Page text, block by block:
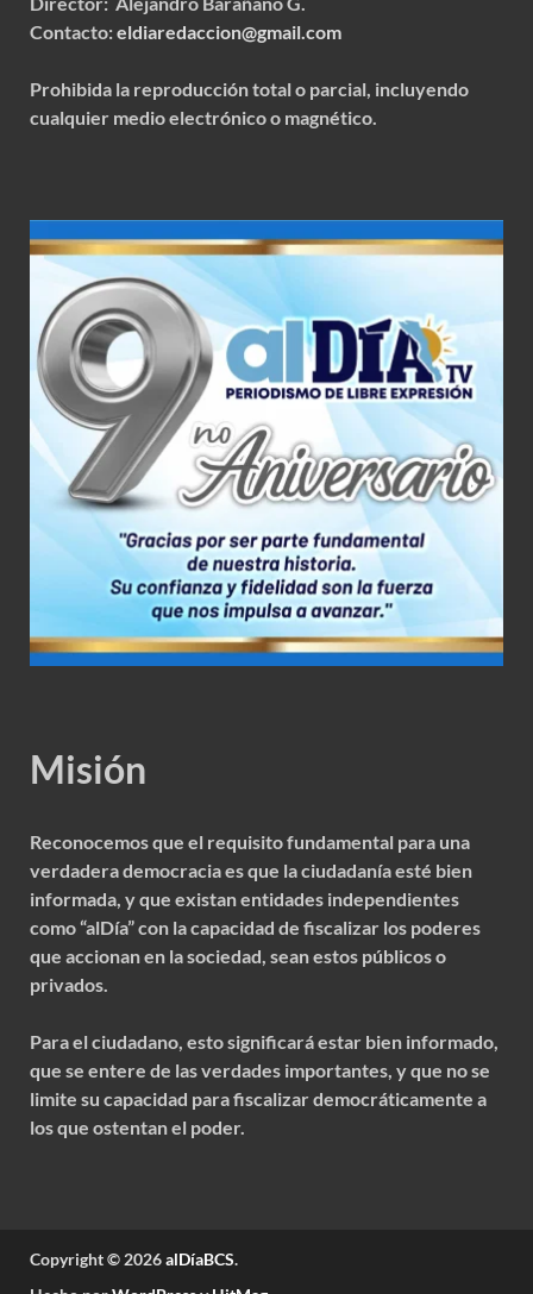
Contacto:eldiaredaccion@gmail.com
Prohibida la reproducción total o parcial, incluyendo
cualquier medio electrónico o magnético.
Misión
Reconocemos que el requisito fundamental para una
verdadera democracia es que la ciudadanía esté bien
informada, y que existan entidades independientes
como “alDía” con la capacidad de fiscalizar los poderes
que accionan en la sociedad, sean estos públicos o
privados.
Para el ciudadano, esto significará estar bien informado,
que se entere de las verdades importantes, y que no se
limite su capacidad para fiscalizar democráticamente a
los que ostentan el poder.
Copyright © 2026alDíaBCS.